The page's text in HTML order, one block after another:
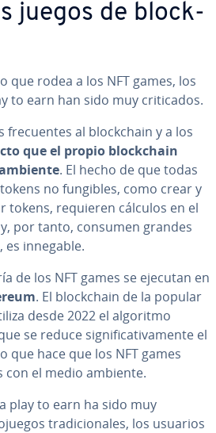
juegos de blo­c­k­
que rodea a los NFT games, los
to earn han sido muy cri­ti­ca­dos.
fre­cue­n­tes al blo­c­k­chain y a los
que el propio blo­c­k­chain
. El hecho de que todas
no fungibles, como crear y
tokens, requieren cálculos en el
por tanto, consumen grandes
es innegable.
de los NFT games se ejecutan en
. El blo­c­k­chain de la popular
desde 2022 el algoritmo
se reduce si­g­ni­fi­ca­ti­va­me­n­te el
que hace que los NFT games
con el medio ambiente.
play to earn ha sido muy
tra­di­cio­na­les, los usuarios